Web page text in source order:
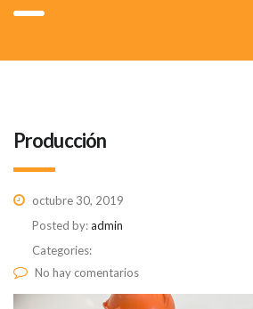
Producción
octubre 30, 2019
Posted by:admin
Categories:
No hay comentarios